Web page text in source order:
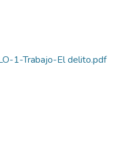
1-Trabajo-El delito.pdf